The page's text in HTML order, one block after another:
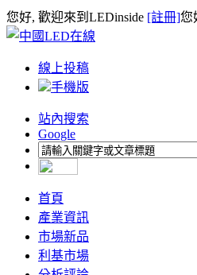
您好, 歡迎來到LEDinside [註冊]您
線上投稿
手機版
站內搜索
Google
首頁
產業資訊
市場新品
利基市場